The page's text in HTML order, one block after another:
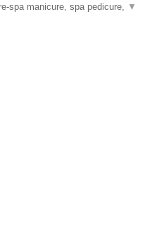
spa manicure, spa pedicure, ▼